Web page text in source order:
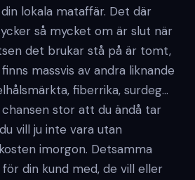
lokala mataffär. Det där
så mycket om är slut när
det brukar stå på är tomt,
massvis av andra liknande
fiberrika, surdeg…
stor att du ändå tar
vill ju inte vara utan
imorgon. Detsamma
din kund med, de vill eller